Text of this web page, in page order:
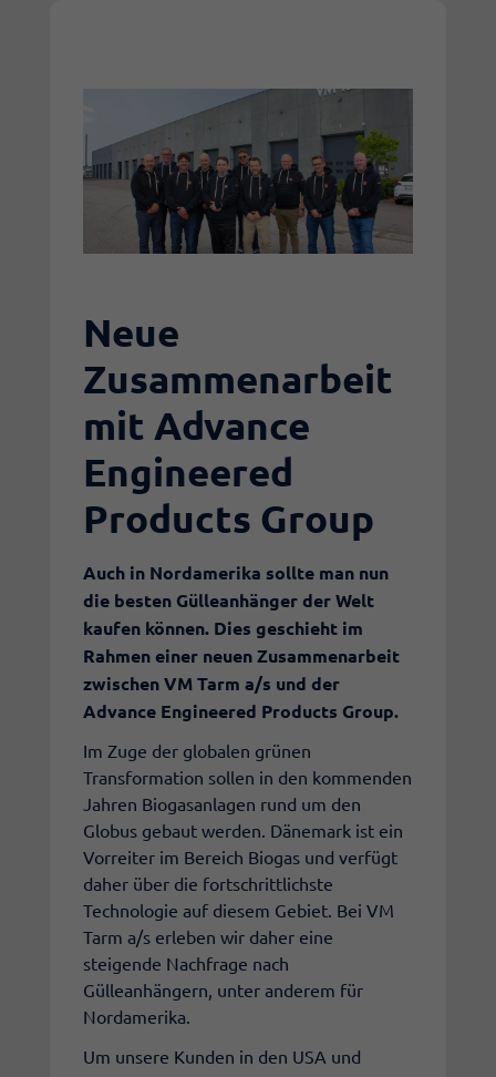
Neue
Zusammenarbeit
mit Advance
Engineered
Products Group
Auch in Nordamerika sollte man nun
die besten Gülleanhänger der Welt
kaufen können. Dies geschieht im
Rahmen einer neuen Zusammenarbeit
zwischen VM Tarm a/s und der
Advance Engineered Products Group.
Im Zuge der globalen grünen
Transformation sollen in den kommenden
Jahren Biogasanlagen rund um den
Globus gebaut werden. Dänemark ist ein
Vorreiter im Bereich Biogas und verfügt
daher über die fortschrittlichste
Technologie auf diesem Gebiet. Bei VM
Tarm a/s erleben wir daher eine
steigende Nachfrage nach
Gülleanhängern, unter anderem für
Nordamerika.
Um unsere Kunden in den USA und